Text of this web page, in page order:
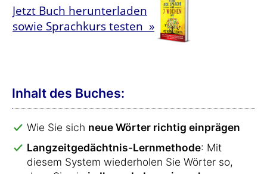
Jetzt Buch herunterladen
sowie Sprachkurs testen »
Inhalt des Buches:
Wie Sie sich neue Wörter richtig einprägen
Langzeitgedächtnis-Lernmethode: Mit
diesem System wiederholen Sie Wörter so,